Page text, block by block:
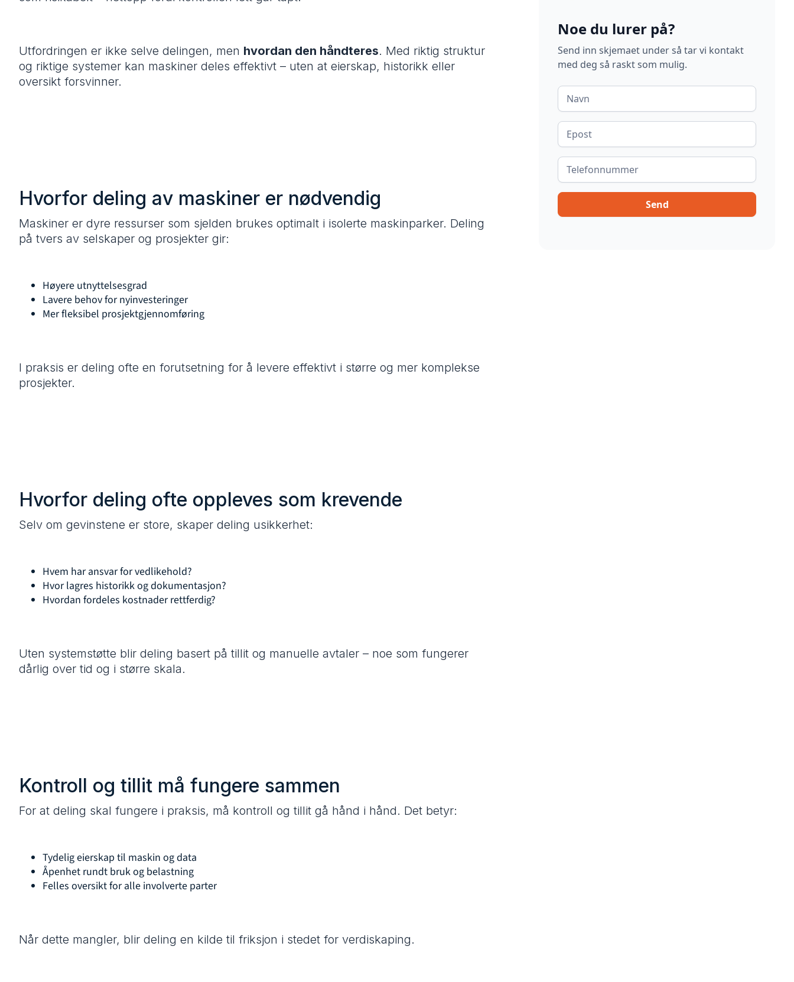
Utfordringen er ikke selve delingen, men hvordan den håndteres. Med riktig struktur
og riktige systemer kan maskiner deles effektivt – uten at eierskap, historikk eller
oversikt forsvinner.
Hvorfor deling av maskiner er nødvendig
Maskiner er dyre ressurser som sjelden brukes optimalt i isolerte maskinparker. Deling
på tvers av selskaper og prosjekter gir:
Høyere utnyttelsesgrad
Lavere behov for nyinvesteringer
Mer fleksibel prosjektgjennomføring
I praksis er deling ofte en forutsetning for å levere effektivt i større og mer komplekse
prosjekter.
Hvorfor deling ofte oppleves som krevende
Selv om gevinstene er store, skaper deling usikkerhet:
Hvem har ansvar for vedlikehold?
Hvor lagres historikk og dokumentasjon?
Hvordan fordeles kostnader rettferdig?
Uten systemstøtte blir deling basert på tillit og manuelle avtaler – noe som fungerer
dårlig over tid og i større skala.
Kontroll og tillit må fungere sammen
For at deling skal fungere i praksis, må kontroll og tillit gå hånd i hånd. Det betyr:
Tydelig eierskap til maskin og data
Åpenhet rundt bruk og belastning
Felles oversikt for alle involverte parter
Når dette mangler, blir deling en kilde til friksjon i stedet for verdiskaping.
Noe du lurer på?
Send inn skjemaet under så tar vi kontakt
med deg så raskt som mulig.